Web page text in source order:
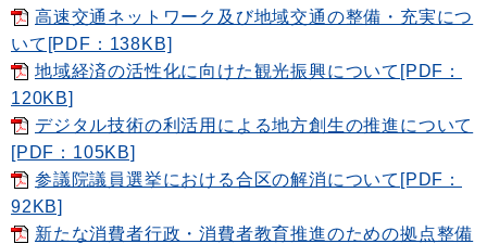
高速交通ネットワーク及び地域交通の整備・充実につ
いて[PDF：138KB]
地域経済の活性化に向けた観光振興について[PDF：
120KB]
デジタル技術の利活用による地方創生の推進について
[PDF：105KB]
参議院議員選挙における合区の解消について[PDF：
92KB]
新たな消費者行政・消費者教育推進のための拠点整備